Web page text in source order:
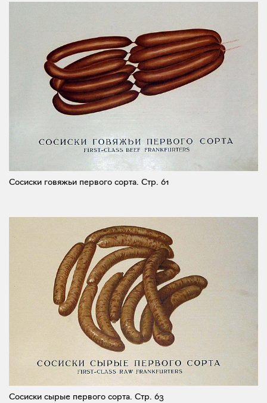
Сосиски говяжьи первого сорта. Стр. 61
Сосиски сырые первого сорта. Стр. 63